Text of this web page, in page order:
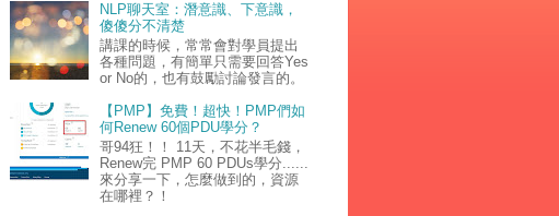
NLP聊天室：潛意識、下意識，
傻傻分不清楚
講課的時候，常常會對學員提出
各種問題，有簡單只需要回答Yes
or No的，也有鼓勵討論發言的。
【PMP】免費！超快！PMP們如
何Renew 60個PDU學分？
哥94狂！！ 11天，不花半毛錢，
Renew完 PMP 60 PDUs學分......
來分享一下，怎麼做到的，資源
在哪裡？！